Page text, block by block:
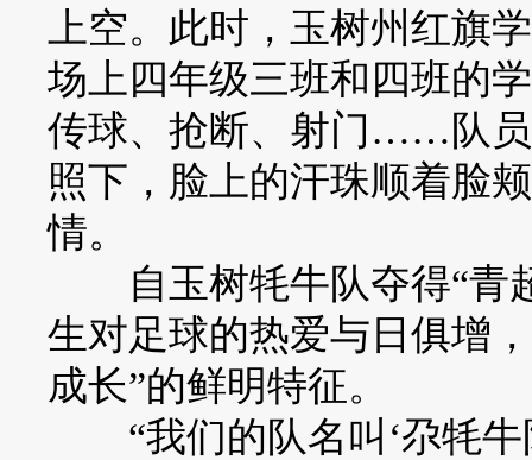
上空。此时，玉树州红旗
场上四年级三班和四班的
传球、抢断、射门……队员
照下，脸上的汗珠顺着脸
情。
自玉树牦牛队夺得“青
生对足球的热爱与日俱增
成长”的鲜明特征。
“我们的队名叫‘尕牦牛